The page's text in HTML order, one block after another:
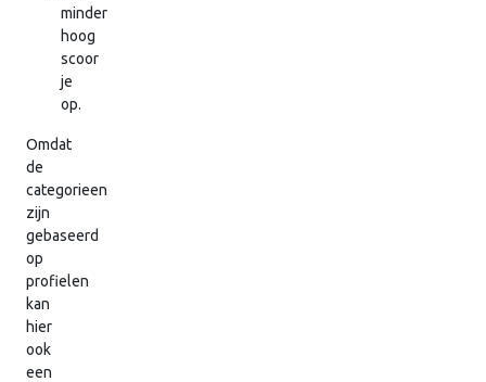
minder
hoog
scoor
je
op.
Omdat
de
categorieen
zijn
gebaseerd
op
profielen
kan
hier
ook
een